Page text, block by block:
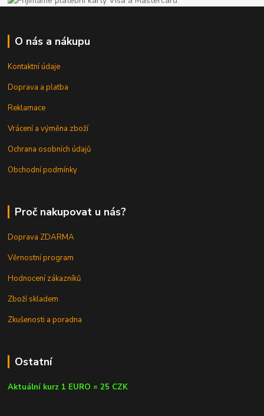
O nás a nákupu
Kontaktní údaje
Doprava a platba
Reklamace
Vrácení a výměna zboží
Ochrana osobních údajů
Obchodní podmínky
Proč nakupovat u nás?
Doprava ZDARMA
Věrnostní program
Hodnocení zákazníků
Zboží skladem
Zkušenosti a poradna
Ostatní
Aktuální kurz 1 EURO = 25 CZK